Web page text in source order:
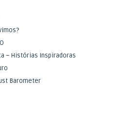
– Histórias Inspiradoras
Barometer